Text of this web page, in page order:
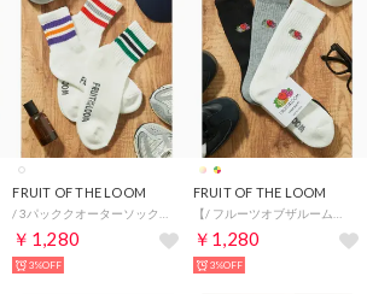
FRUIT OF THE LOOM
￥1,280
3%OFF
FRUIT OF THE LOOM
￥1,280
3%OFF